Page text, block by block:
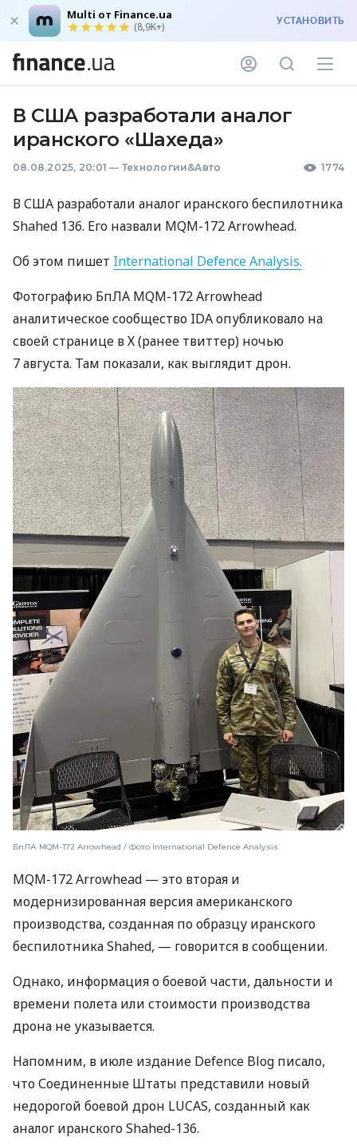
Multi от Finance.ua
(8,9K+) УСТАНОВИТЬ
В США разработали аналог
иранского «Шахеда»
08.08.2025, 20:01 — Технологии&Авто 1774
В США разработали аналог иранского беспилотника
Shahed 136. Его назвали MQM-172 Arrowhead.
Об этом пишет International Defence Analysis.
Фотографию БпЛА MQM-172 Arrowhead
аналитическое сообщество IDA опубликовало на
своей странице в Х (ранее твиттер) ночью
7 августа. Там показали, как выглядит дрон.
БпЛА MQM-172 Arrowhead / Фото International Defence Analysis
MQM-172 Arrowhead — это вторая и
модернизированная версия американского
производства, созданная по образцу иранского
беспилотника Shahed, — говорится в сообщении.
Однако, информация о боевой части, дальности и
времени полета или стоимости производства
дрона не указывается.
Напомним, в июле издание Defence Blog писало,
что Соединенные Штаты представили новый
недорогой боевой дрон LUCAS, созданный как
аналог иранского Shahed-136.